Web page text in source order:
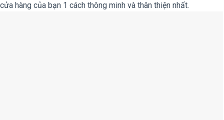
cửa hàng của bạn 1 cách thông minh và thân thiện nhất.